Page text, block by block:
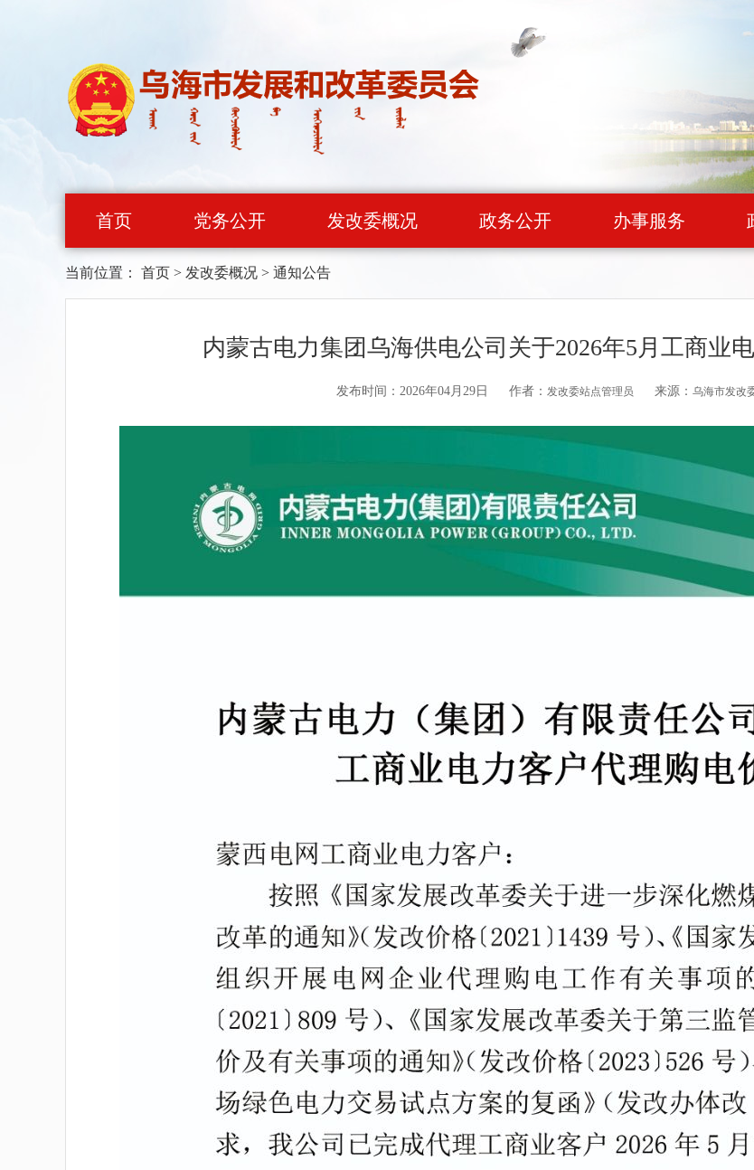
首页 党务公开 发改委概况 政务公开 办事服务
当前位置： 首页 > 发改委概况 > 通知公告
内蒙古电力集团乌海供电公司关于2026年5月工商业
发布时间：2026年04月29日 作者： 发改委站点管理员 来源： 乌海市发改